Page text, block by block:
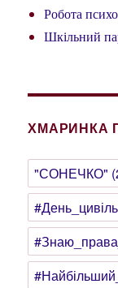
Робота
Шкільний
ХМАРИНКА
"СОНЕЧКО"